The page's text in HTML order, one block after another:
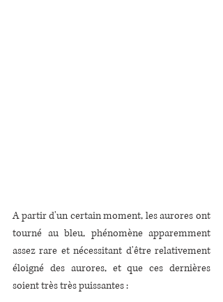
A partir d'un certain moment, les aurores ont
tourné au bleu, phénomène apparemment
assez rare et nécessitant d'être relativement
éloigné des aurores, et que ces dernières
soient très très puissantes :